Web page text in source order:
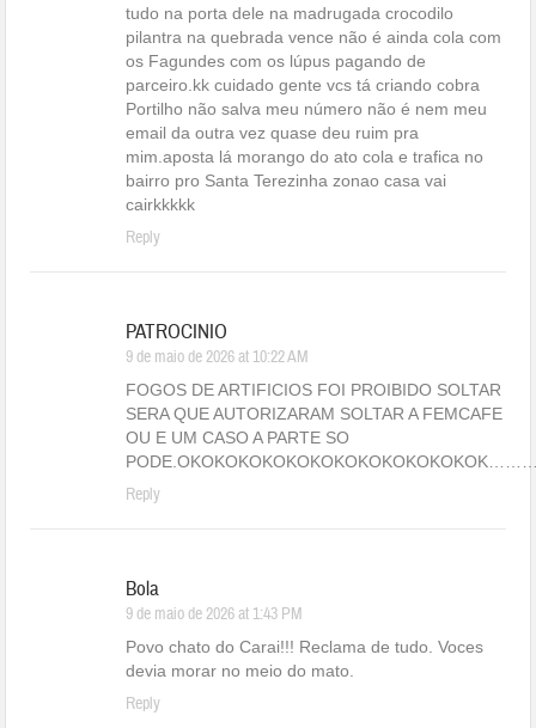
tudo na porta dele na madrugada crocodilo
pilantra na quebrada vence não é ainda cola com
os Fagundes com os lúpus pagando de
parceiro.kk cuidado gente vcs tá criando cobra
Portilho não salva meu número não é nem meu
email da outra vez quase deu ruim pra
mim.aposta lá morango do ato cola e trafica no
bairro pro Santa Terezinha zonao casa vai
cairkkkkk
Reply
PATROCINIO
9 de maio de 2026 at 10:22 AM
FOGOS DE ARTIFICIOS FOI PROIBIDO SOLTAR
SERA QUE AUTORIZARAM SOLTAR A FEMCAFE
OU E UM CASO A PARTE SO
Reply
Bola
9 de maio de 2026 at 1:43 PM
Povo chato do Carai!!! Reclama de tudo. Voces
devia morar no meio do mato.
Reply